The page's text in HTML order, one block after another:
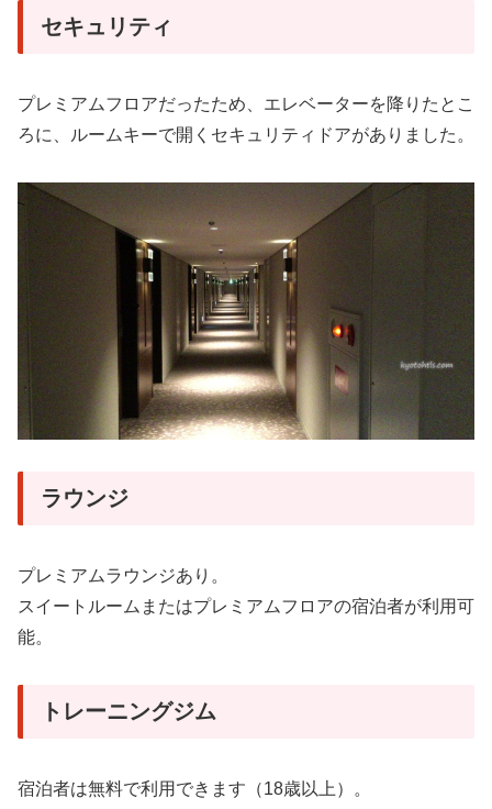
セキュリティ
プレミアムフロアだったため、エレベーターを降りたとこ
ろに、ルームキーで開くセキュリティドアがありました。
ラウンジ
プレミアムラウンジあり。
スイートルームまたはプレミアムフロアの宿泊者が利用可
能。
トレーニングジム
宿泊者は無料で利用できます（18歳以上）。